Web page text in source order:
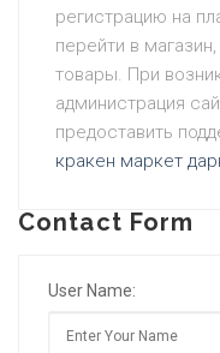
регистрацию на
перейти в
товары. При
администрация
предоставить
кракен маркет
Contact Form
User Name: